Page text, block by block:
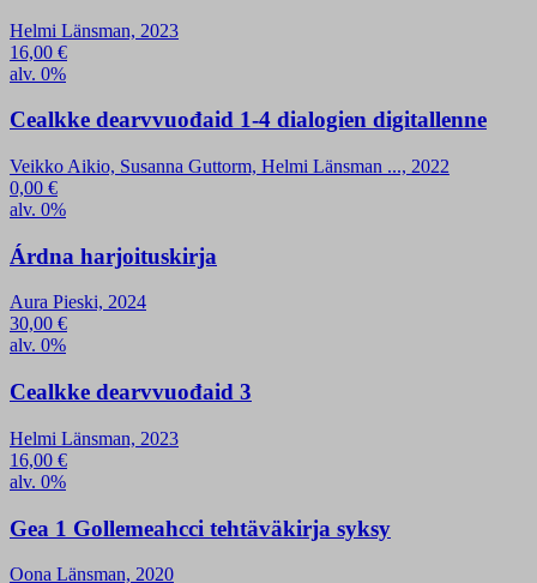
Helmi Länsman, 2023
16,00 €
alv. 0%
Cealkke dearvvuođaid 1-4 dialogien digitallenne
Veikko Aikio, Susanna Guttorm, Helmi Länsman ..., 2022
0,00 €
alv. 0%
Árdna harjoituskirja
Aura Pieski, 2024
30,00 €
alv. 0%
Cealkke dearvvuođaid 3
Helmi Länsman, 2023
16,00 €
alv. 0%
Gea 1 Gollemeahcci tehtäväkirja syksy
Oona Länsman, 2020